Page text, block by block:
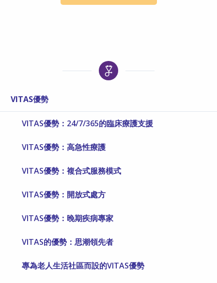
VITAS優勢
VITAS優勢：24/7/365的臨床療護支援
VITAS優勢：高急性療護
VITAS優勢：複合式服務模式
VITAS優勢：開放式處方
VITAS優勢：晚期疾病專家
VITAS的優勢：思潮領先者
專為老人生活社區而設的VITAS優勢